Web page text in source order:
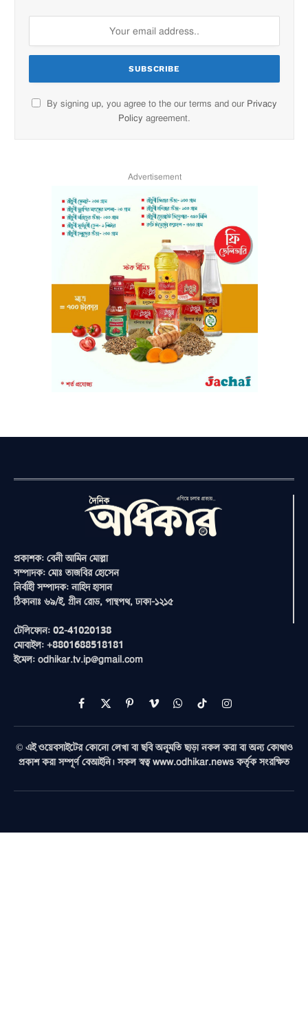
By signing up, you agree to the our terms and our Privacy
Policy agreement.
Advertisement
প্রকাশক: বেনী আমিন মোল্লা
সম্পাদক: মোঃ তাজবির হোসেন
নির্বাহী সম্পাদক: নাহিদ হাসান
ঠিকানাঃ ৬৯/ই, গ্রীন রোড, পান্থপথ, ঢাকা-১২১৫
টেলিফোন: 02-41020138
মোবাইল: +8801688518181
ইমেল: odhikar.tv.ip@gmail.com
Facebook
X
(Twitter)
PinterestVimeoWhatsAppTikTokInstagram
© এই ওয়েবসাইটের কোনো লেখা বা ছবি অনুমতি ছাড়া নকল করা বা অন্য কোথাও
প্রকাশ করা সম্পূর্ণ বেআইনি। সকল স্বত্ব www.odhikar.news কর্তৃক সংরক্ষিত